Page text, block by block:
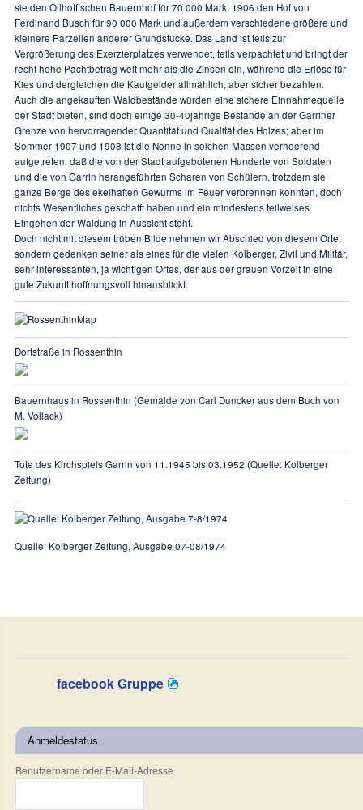
sie den Ollhoff’schen Bauernhof für 70 000 Mark, 1906 den Hof von
Ferdinand Busch für 90 000 Mark und außerdem verschiedene größere und
kleinere Parzellen anderer Grundstücke. Das Land ist teils zur
Vergrößerung des Exerzierplatzes verwendet, teils verpachtet und bringt der
recht hohe Pachtbetrag weit mehr als die Zinsen ein, während die Erlöse für
Kies und dergleichen die Kaufgelder allmählich, aber sicher bezahlen.
Auch die angekauften Waldbestände würden eine sichere Einnahmequelle
der Stadt bieten, sind doch einige 30-40jährige Bestände an der Garriner
Grenze von hervorragender Quantität und Qualität des Holzes; aber im
Sommer 1907 und 1908 ist die Nonne in solchen Massen verheerend
aufgetreten, daß die von der Stadt aufgebotenen Hunderte von Soldaten
und die von Garrin herangeführten Scharen von Schülern, trotzdem sie
ganze Berge des ekelhaften Gewürms im Feuer verbrennen konnten, doch
nichts Wesentliches geschafft haben und ein mindestens teilweises
Eingehen der Waldung in Aussicht steht.
Doch nicht mit diesem trüben Bilde nehmen wir Abschied von diesem Orte,
sondern gedenken seiner als eines für die vielen Kolberger, Zivil und Militär,
sehr interessanten, ja wichtigen Ortes, der aus der grauen Vorzeit in eine
gute Zukunft hoffnungsvoll hinausblickt.
Dorfstraße in Rossenthin
Bauernhaus in Rossenthin (Gemälde von Carl Duncker aus dem Buch von
M. Vollack)
Tote des Kirchspiels Garrin von 11.1945 bis 03.1952 (Quelle: Kolberger
Zeitung)
Quelle: Kolberger Zeitung, Ausgabe 07-08/1974
facebook Gruppe
Anmeldestatus
Benutzername oder E-Mail-Adresse